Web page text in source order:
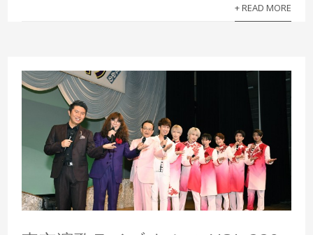
+ READ MORE